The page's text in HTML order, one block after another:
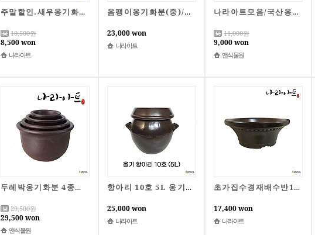
주말할인.새우옹기화분/국산옹기/나라아트/화분/국산/옹기/옹기화분
10,500원
8,500 won
나라아트
옴팽이옹기화분(중)/옴팽이/나라아트/화분/옹기화분/옹기/항아리/국산/국산옹기
23,000 won
나라아트
나라아트모음/국산옹기/화분/토분/나라아트
11,000원
9,000 won
앤식물원
두레박옹기화분 4종세트/화분//국산옹기화분/옹기/토분/나라아트
29,500원
29,500 won
앤식물원
항아리 10호 5L 옹기항아리 전통항아리 옹기 김치독 쌀독 소금 된장 고추장 나라아트
25,000 won
나라아트
초가집수경재배수반1호/수반/어항/옹기/수경재배/테라리움수반/나라아트
17,400 won
나라아트